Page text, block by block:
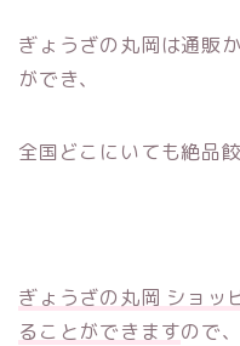
ぎょうざの丸岡は通販
ができ、
全国どこにいても絶品
ぎょうざの丸岡 ショッ
ることができますので、